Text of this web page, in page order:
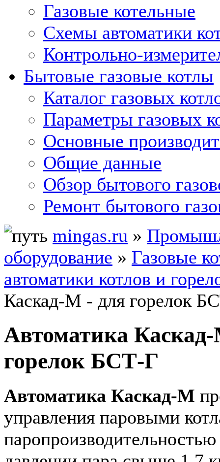
Газовые котельные
Схемы автоматики
Контрольно-
Бытовые газовые котлы
Каталог газовых
Параметры газовых
Основные
Общие данные
Обзор бытового
Ремонт бытового
mingas.ru »
оборудование » Газовые
автоматики котлов и
Каскад-М - для горелок
Автоматика
горелок БСТ-Г
Автоматика Каскад-М
управления паровыми